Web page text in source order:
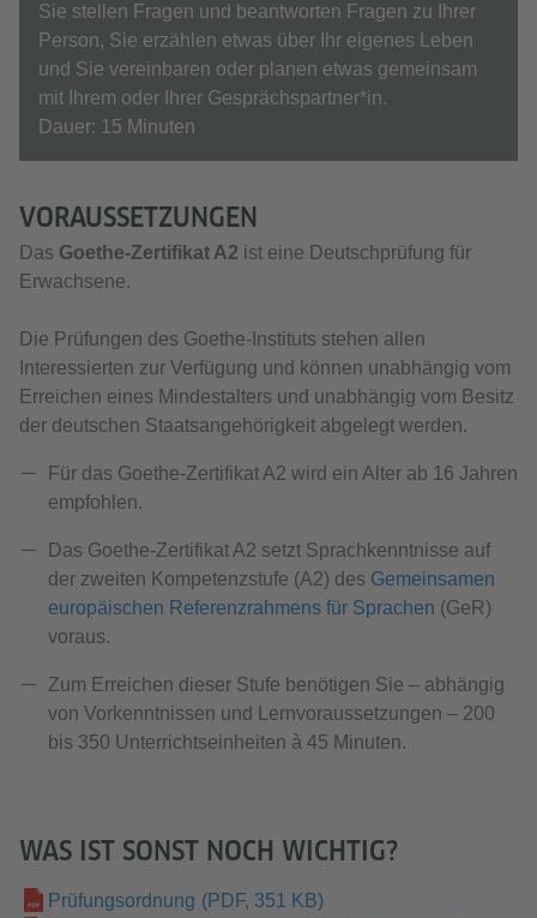
Sie stellen Fragen und beantworten Fragen zu Ihrer
Person, Sie erzählen etwas über Ihr eigenes Leben
und Sie vereinbaren oder planen etwas gemeinsam
mit Ihrem oder Ihrer Gesprächspartner*in.
Dauer: 15 Minuten
VORAUSSETZUNGEN
Das Goethe-Zertifikat A2 ist eine Deutschprüfung für
Erwachsene.
Die Prüfungen des Goethe-Instituts stehen allen
Interessierten zur Verfügung und können unabhängig vom
Erreichen eines Mindestalters und unabhängig vom Besitz
der deutschen Staatsangehörigkeit abgelegt werden.
Für das Goethe-Zertifikat A2 wird ein Alter ab 16 Jahren
empfohlen.
Das Goethe-Zertifikat A2 setzt Sprachkenntnisse auf
der zweiten Kompetenzstufe (A2) des Gemeinsamen
europäischen Referenzrahmens für Sprachen (GeR)
voraus.
Zum Erreichen dieser Stufe benötigen Sie – abhängig
von Vorkenntnissen und Lernvoraussetzungen – 200
bis 350 Unterrichtseinheiten à 45 Minuten.
WAS IST SONST NOCH WICHTIG?
Prüfungsordnung (PDF, 351 KB)